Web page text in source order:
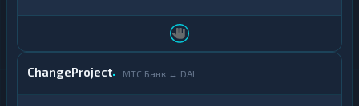
ChangeProject МТС Банк ↔ DAI